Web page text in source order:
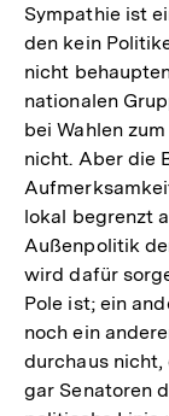
Sympathie ist
den kein
nicht
nationalen
bei Wahlen
nicht. Aber die
lokal begrenzt
Außenpolitik
wird dafür
Pole ist; ein
noch ein
durchaus
gar Senatoren